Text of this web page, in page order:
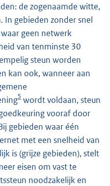
de zogenaamde witte,
In gebieden zonder snel
geen netwerk
van tenminste 30
steun worden
kan ook, wanneer aan
5 wordt voldaan, steun
vooraf door
gebieden waar één
met een snelheid van
is (grijze gebieden), stelt
eisen om vast te
noodzakelijk en